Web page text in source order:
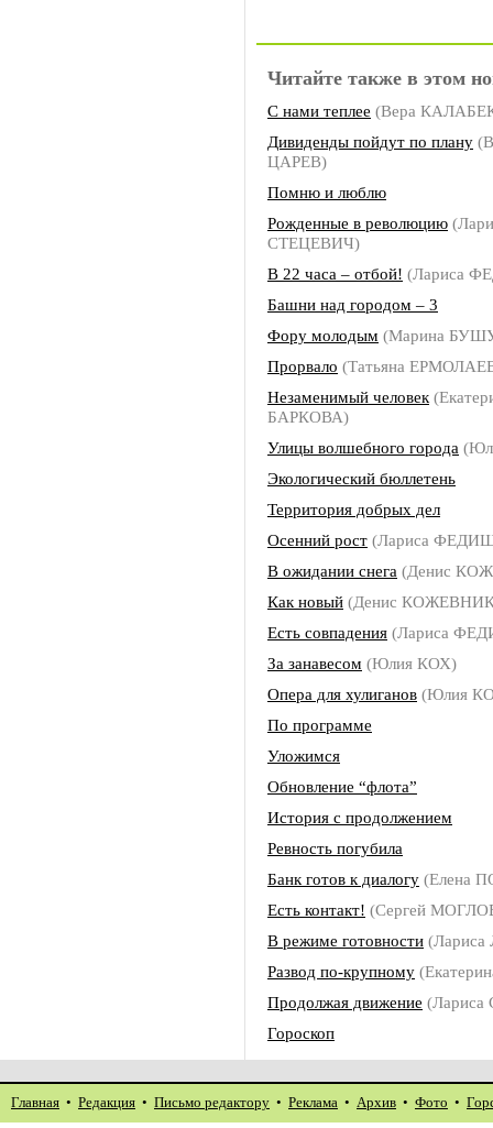
Читайте также в этом
С нами теплее (Вера
Дивиденды пойдут по плану
ЦАРЕВ)
Помню и люблю
Рожденные в революцию
СТЕЦЕВИЧ)
В 22 часа – отбой! (Лариса
Башни над городом – 3
Фору молодым (Марина
Прорвало (Татьяна
Незаменимый человек
БАРКОВА)
Улицы волшебного города
Экологический бюллетень
Территория добрых дел
Осенний рост (Лариса
В ожидании снега (Денис
Как новый (Денис
Есть совпадения (Лариса
За занавесом (Юлия КОХ)
Опера для хулиганов (Юлия
По программе
Уложимся
Обновление “флота”
История с продолжением
Ревность погубила
Банк готов к диалогу (Елена
Есть контакт! (Сергей
В режиме готовности
Развод по-крупному
Продолжая движение
Гороскоп
Главная • Редакция • Письмо редактору • Реклама • Архив • Фото •